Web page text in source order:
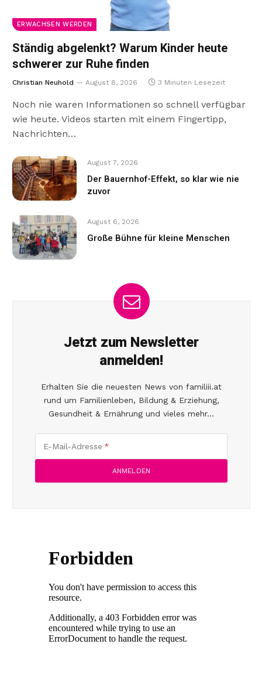
ERWACHSEN WERDEN
Ständig abgelenkt? Warum Kinder heute
schwerer zur Ruhe finden
Christian Neuhold August 8, 2026 3 Minuten Lesezeit
Noch nie waren Informationen so schnell verfügbar
wie heute. Videos starten mit einem Fingertipp,
Nachrichten…
August 7, 2026
Der Bauernhof-Effekt, so klar wie nie
zuvor
August 6, 2026
Große Bühne für kleine Menschen
Jetzt zum Newsletter
anmelden!
Erhalten Sie die neuesten News von familiii.at
rund um Familienleben, Bildung & Erziehung,
Gesundheit & Ernährung und vieles mehr...
E-Mail-Adresse